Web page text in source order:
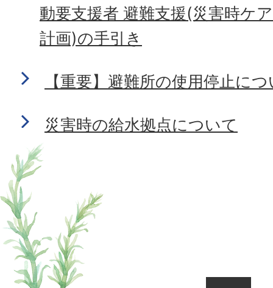
動要支援者 避難支援(災害時ケ
計画)の手引き
【重要】避難所の使用停止に
災害時の給水拠点について